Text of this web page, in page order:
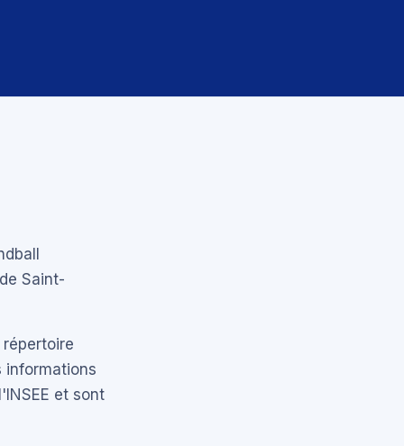
Saint-
informations
et sont